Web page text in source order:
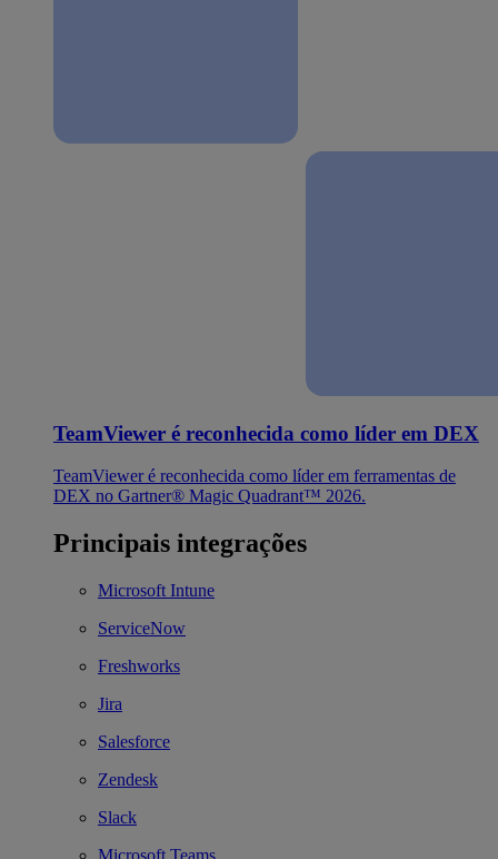
TeamViewer é reconhecida como líder em DEX
TeamViewer é reconhecida como líder em ferramentas de
DEX no Gartner® Magic Quadrant™ 2026.
Principais integrações
Microsoft Intune
ServiceNow
Freshworks
Jira
Salesforce
Zendesk
Slack
Microsoft Teams